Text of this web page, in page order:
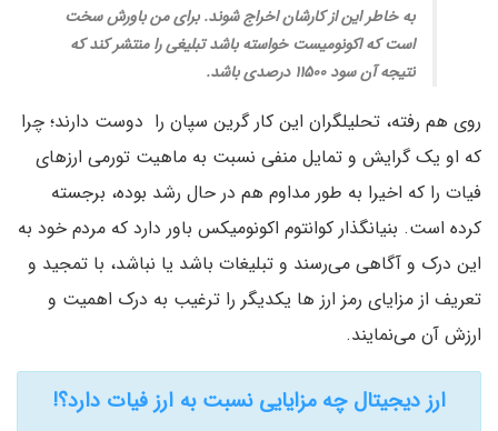
به خاطر این از کارشان اخراج شوند. برای من باورش سخت
است که اکونومیست خواسته باشد تبلیغی را منتشر کند که
نتیجه آن سود ۱۱۵۰۰ درصدی باشد.
روی ­هم­ رفته، تحلیلگران این کار گرین سپان را دوست دارند؛ چرا
که او یک گرایش و تمایل منفی نسبت به ماهیت تورمی ارزهای
فیات را که اخیرا به طور مداوم هم در حال رشد بوده، برجسته
کرده است. بنیانگذار کوانتوم اکونومیکس باور دارد که مردم خود به
این درک و آگاهی می‌­رسند و تبلیغات باشد یا نباشد، با تمجید و
تعریف از مزایای رمز ارز ها یکدیگر را ترغیب به درک اهمیت و
ارزش آن می­‌نمایند.
ارز دیجیتال چه مزایایی نسبت به ارز فیات دارد؟!